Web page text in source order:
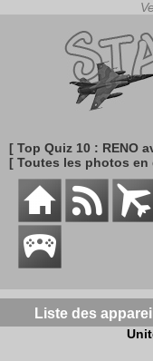
[ Top Quiz 10 : RENO
[ Toutes les photos en
Liste des